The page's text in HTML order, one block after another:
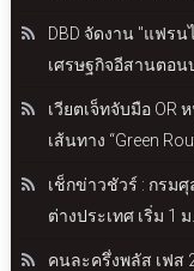
DBD จัดงาน "แฟร
เศรษฐกิจอีสานตอน
เวียตเจ็ทจับมือ OR
เส้นทาง “Green
เช็กข่าวชัวร์ : กรม
ต่างประเทศ เริ่ม 1 ม
คนละครึ่งพลัส เฟส